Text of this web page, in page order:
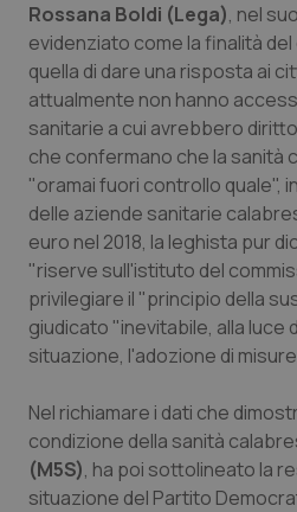
Rossana Boldi (Lega), nel
evidenziato come la finalità
quella di dare una risposta ai
attualmente non hanno
sanitarie a cui avrebbero
che confermano che la sanità
"oramai fuori controllo quale",
delle aziende sanitarie
euro nel 2018, la leghista pur
"riserve sull'istituto del
privilegiare il "principio della
giudicato "inevitabile, alla luce
situazione, l'adozione di
Nel richiamare i dati che
condizione della sanità
(M5S), ha poi sottolineato la
situazione del Partito